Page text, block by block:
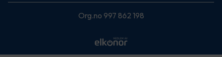
Org.no 997 862 198